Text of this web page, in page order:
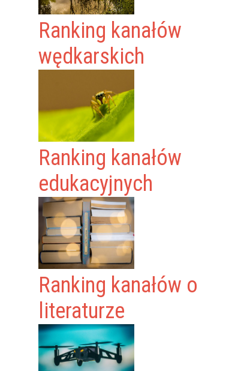
Ranking kanałów
wędkarskich
Ranking kanałów
edukacyjnych
Ranking kanałów o
literaturze